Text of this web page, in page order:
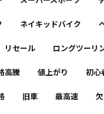
ネイキッドバイク
リセール ロングツーリ
高騰 値上がり 初心
旧車 最高速